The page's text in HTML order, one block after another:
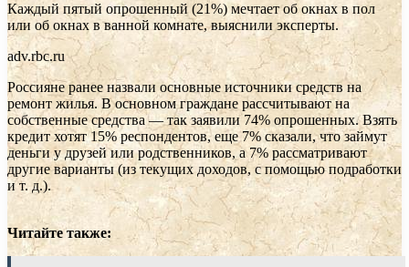
Каждый пятый опрошенный (21%) мечтает об окнах в пол
или об окнах в ванной комнате, выяснили эксперты.
adv.rbc.ru
Россияне ранее назвали основные источники средств на
ремонт жилья. В основном граждане рассчитывают на
собственные средства — так заявили 74% опрошенных. Взять
кредит хотят 15% респондентов, еще 7% сказали, что займут
деньги у друзей или родственников, а 7% рассматривают
другие варианты (из текущих доходов, с помощью подработки
и т. д.).
Читайте также: